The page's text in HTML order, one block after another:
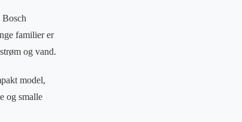
familier er
og vand.
model,
og smalle